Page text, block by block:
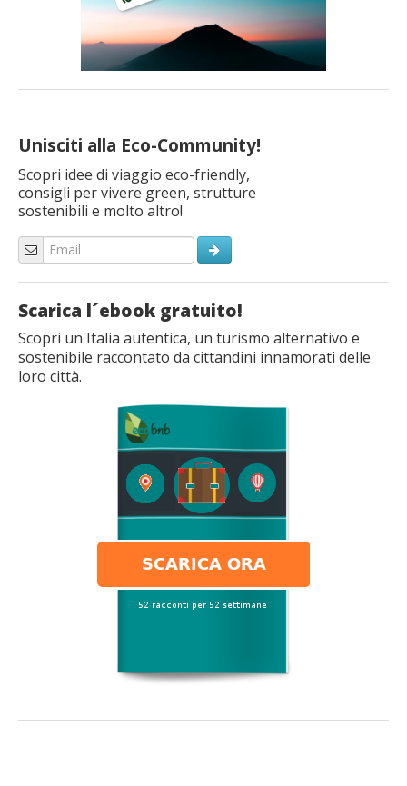
Unisciti alla Eco-Community!
Scopri idee di viaggio eco-friendly,
consigli per vivere green, strutture
sostenibili e molto altro!
Scarica l´ebook gratuito!
Scopri un'Italia autentica, un turismo alternativo e
sostenibile raccontato da cittandini innamorati delle
loro città.